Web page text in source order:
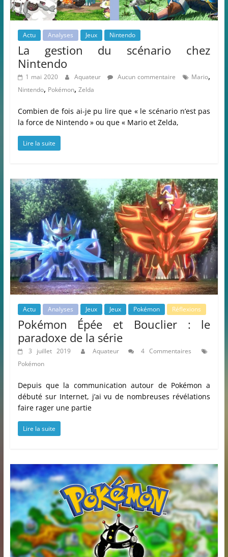
Actu Analyses Jeux Nintendo
La gestion du scénario chez
Nintendo
1 mai 2020 Aquateur Aucun commentaire Mario,
Nintendo, Pokémon, Zelda
Combien de fois ai-je pu lire que « le scénario n’est pas
la force de Nintendo » ou que « Mario et Zelda,
Lire la suite
Actu Analyses Jeux Jeux Pokémon Réflexions
Pokémon Épée et Bouclier : le
paradoxe de la série
3 juillet 2019 Aquateur
4 Commentaires
Pokémon
Depuis que la communication autour de Pokémon a
débuté sur Internet, j’ai vu de nombreuses révélations
faire rager une partie
Lire la suite